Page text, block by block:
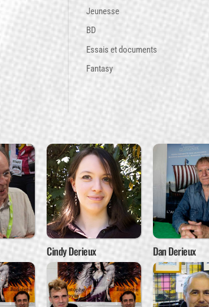
Jeunesse
BD
Essais et documents
Fantasy
Cindy Derieux Dan Derieux